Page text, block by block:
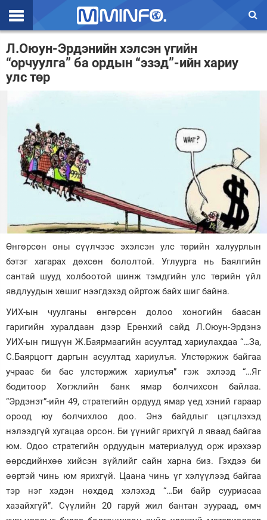
Эхлэл
Цаг агаар
Валют ханш
Эдийн засаг
Үзэл бодол
Спорт
Энтертайнмэнт
Л.Оюун-Эрдэнийн хэлсэн үгийн
“орчуулга” ба ордын “эзэд”-ийн хариу
улс төр
Өнгөрсөн оны сүүлчээс эхэлсэн улс төрийн халуурлын
бэтэг хагарах дөхсөн бололтой. Углуурга нь Баялгийн
сантай шууд холбоотой шинж тэмдгийн улс төрийн үйл
явдлуудын хөшиг нээгдэхэд ойртож байх шиг байна.
УИХ-ын чуулганы өнгөрсөн долоо хоногийн баасан
гаригийн хуралдаан дээр Ерөнхий сайд Л.Оюун-Эрдэнэ
УИХ-ын гишүүн Ж.Баярмаагийн асуултад хариулахдаа “…За,
С.Баярцогт даргын асуултад хариулъя. Улстөржиж байгаа
учраас би бас улстөржиж хариулъя” гэж эхлээд “…Яг
бодитоор Хөгжлийн банк ямар болчихсон байлаа.
“Эрдэнэт”-ийн 49, стратегийн ордууд ямар үед хэний гараар
ороод юу болчихлоо доо. Энэ байдлыг цэгцлэхэд
нэлээдгүй хугацаа орсон. Би үүнийг ярихгүй л яваад байгаа
юм. Одоо стратегийн ордуудын материалууд орж ирэхээр
өөрсдийнхөө хийсэн зүйлийг сайн харна биз. Гэхдээ би
өөртэй чинь юм ярихгүй. Цаана чинь үг хэлүүлээд байгаа
тэр нэг хэдэн нөхдөд хэлэхэд “…Би байр сууриасаа
хазайхгүй”. Сүүлийн 20 гаруй жил бантан зуураад, өмч